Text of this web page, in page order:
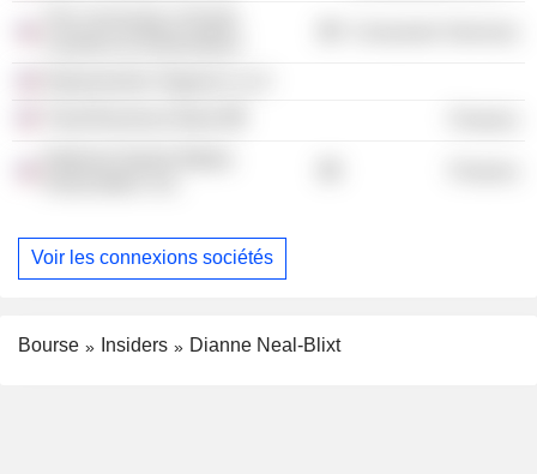
Voir les connexions sociétés
Bourse Insiders Dianne Neal-Blixt